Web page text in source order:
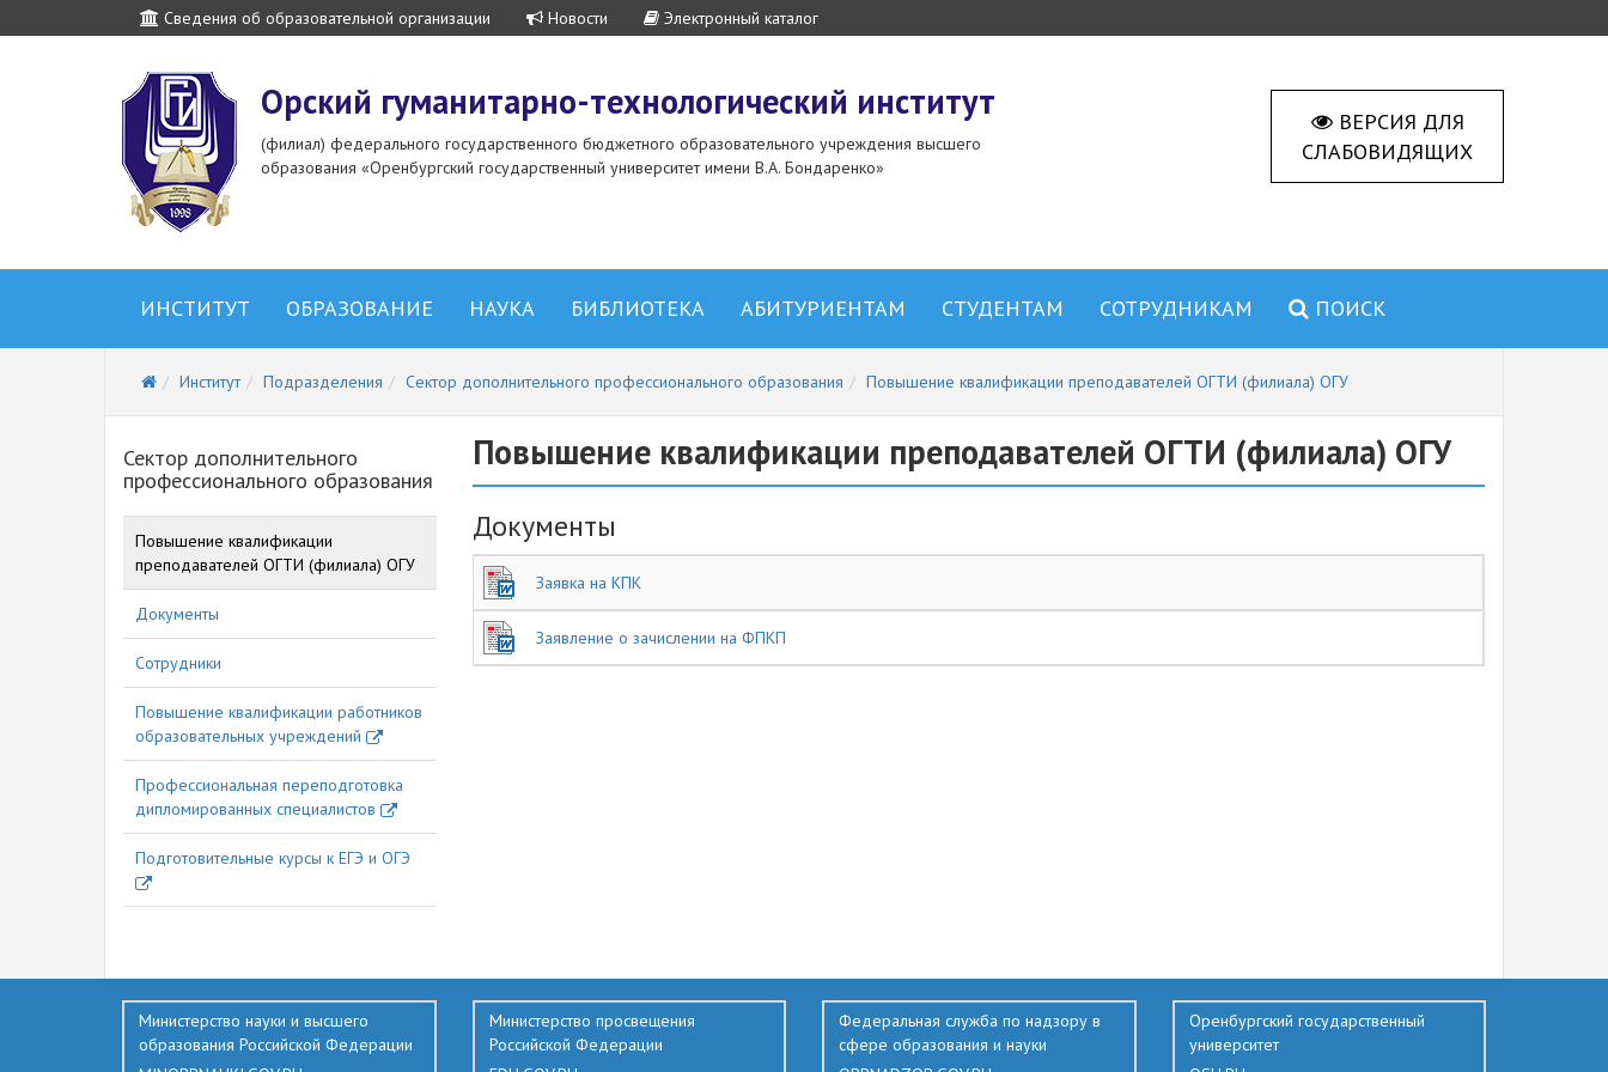
Сведения об образовательной организации Новости Электронный каталог
Орский гуманитарно-технологический институт
(филиал) федерального государственного бюджетного образовательного учреждения высшего
образования «Оренбургский государственный университет имени В.А. Бондаренко»
ВЕРСИЯ ДЛЯ
СЛАБОВИДЯЩИХ
ИНСТИТУТ ОБРАЗОВАНИЕ НАУКА БИБЛИОТЕКА АБИТУРИЕНТАМ СТУДЕНТАМ СОТРУДНИКАМ ПОИСК
Институт Подразделения Сектор дополнительного профессионального образования Повышение квалификации преподавателей ОГТИ (филиала) ОГУ
Сектор дополнительного
профессионального образования
Повышение квалификации
преподавателей ОГТИ (филиала) ОГУ
Документы
Сотрудники
Повышение квалификации работников
образовательных учреждений
Профессиональная переподготовка
дипломированных специалистов
Подготовительные курсы к ЕГЭ и ОГЭ
Повышение квалификации преподавателей ОГТИ (филиала) ОГУ
Документы
Заявка на КПК
Заявление о зачислении на ФПКП
Министерство науки и высшего
образования Российской Федерации
Министерство просвещения
Российской Федерации
Федеральная служба по надзору в
сфере образования и науки
Оренбургский государственный
университет